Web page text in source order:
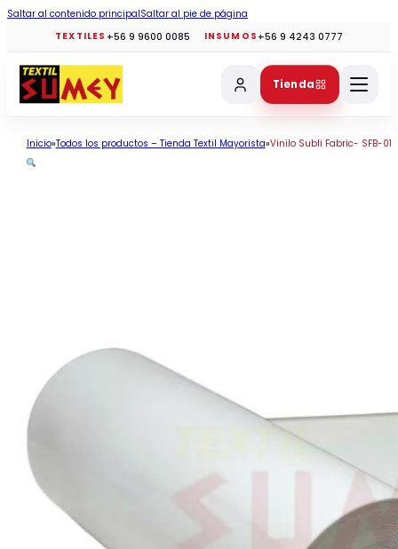
Saltar al contenido principalSaltar al pie de página
TEXTILES +56 9 9600 0085 INSUMOS +56 9 4243 0777
Tienda
Inicio Todos los productos – Tienda Textil Mayorista Vinilo Subli Fabric- SFB-01